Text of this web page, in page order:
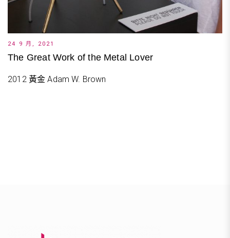
24 9 月, 2021
The Great Work of the Metal Lover
2012 黃金 Adam W. Brown